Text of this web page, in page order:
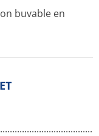
buvable en